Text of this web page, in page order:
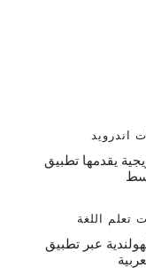
اندرويد
يقدمها تطبيق
تعلم اللغة
عبر تطبيق